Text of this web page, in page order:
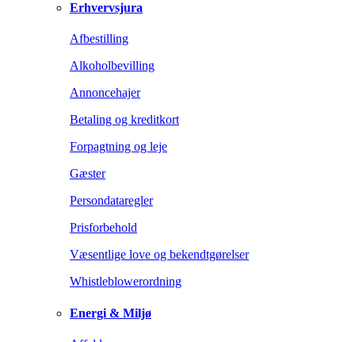
Erhvervsjura
Afbestilling
Alkoholbevilling
Annoncehajer
Betaling og kreditkort
Forpagtning og leje
Gæster
Persondataregler
Prisforbehold
Væsentlige love og bekendtgørelser
Whistleblowerordning
Energi & Miljø